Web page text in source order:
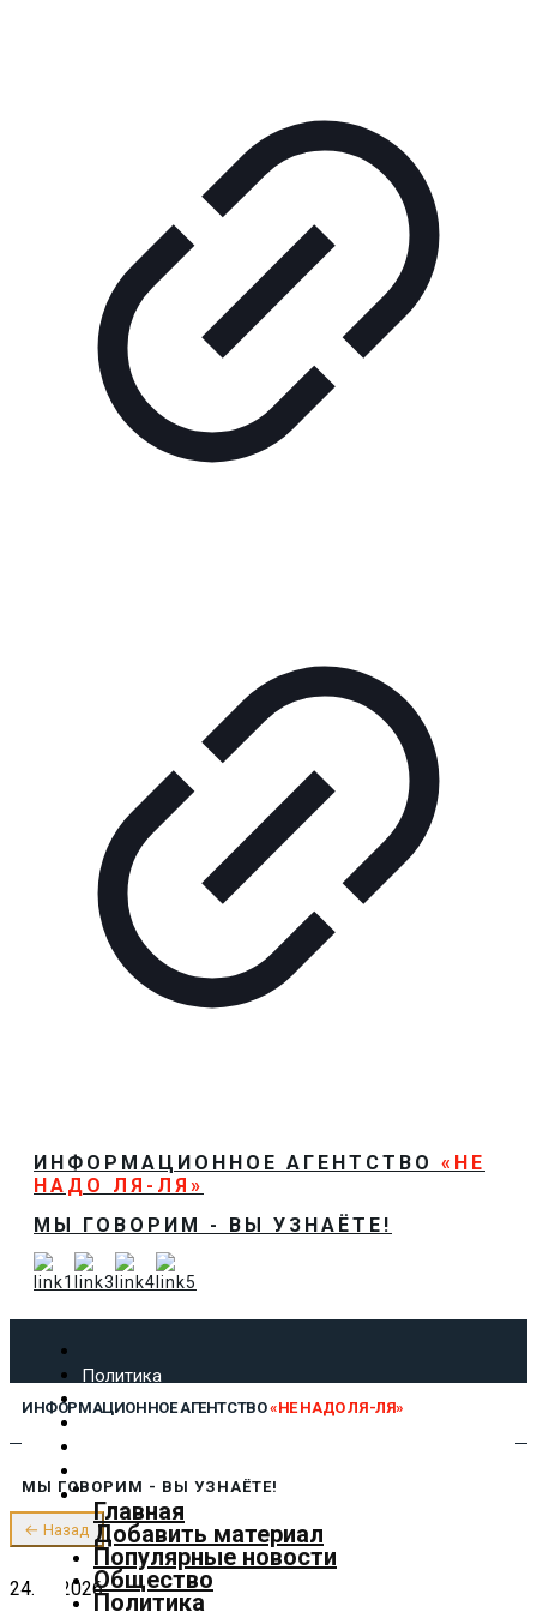
ИНФОРМАЦИОННОЕ АГЕНТСТВО «НЕ
НАДО ЛЯ-ЛЯ»
МЫ ГОВОРИМ - ВЫ УЗНАЁТЕ!
Политика
Экономика
Культура
Предложить новость
О нас
ИНФОРМАЦИОННОЕ АГЕНТСТВО«НЕ НАДО ЛЯ-ЛЯ»
Главная
Добавить материал
Популярные новости
Общество
Политика
МЫ ГОВОРИМ - ВЫ УЗНАЁТЕ!
← Назад
24.07.2026